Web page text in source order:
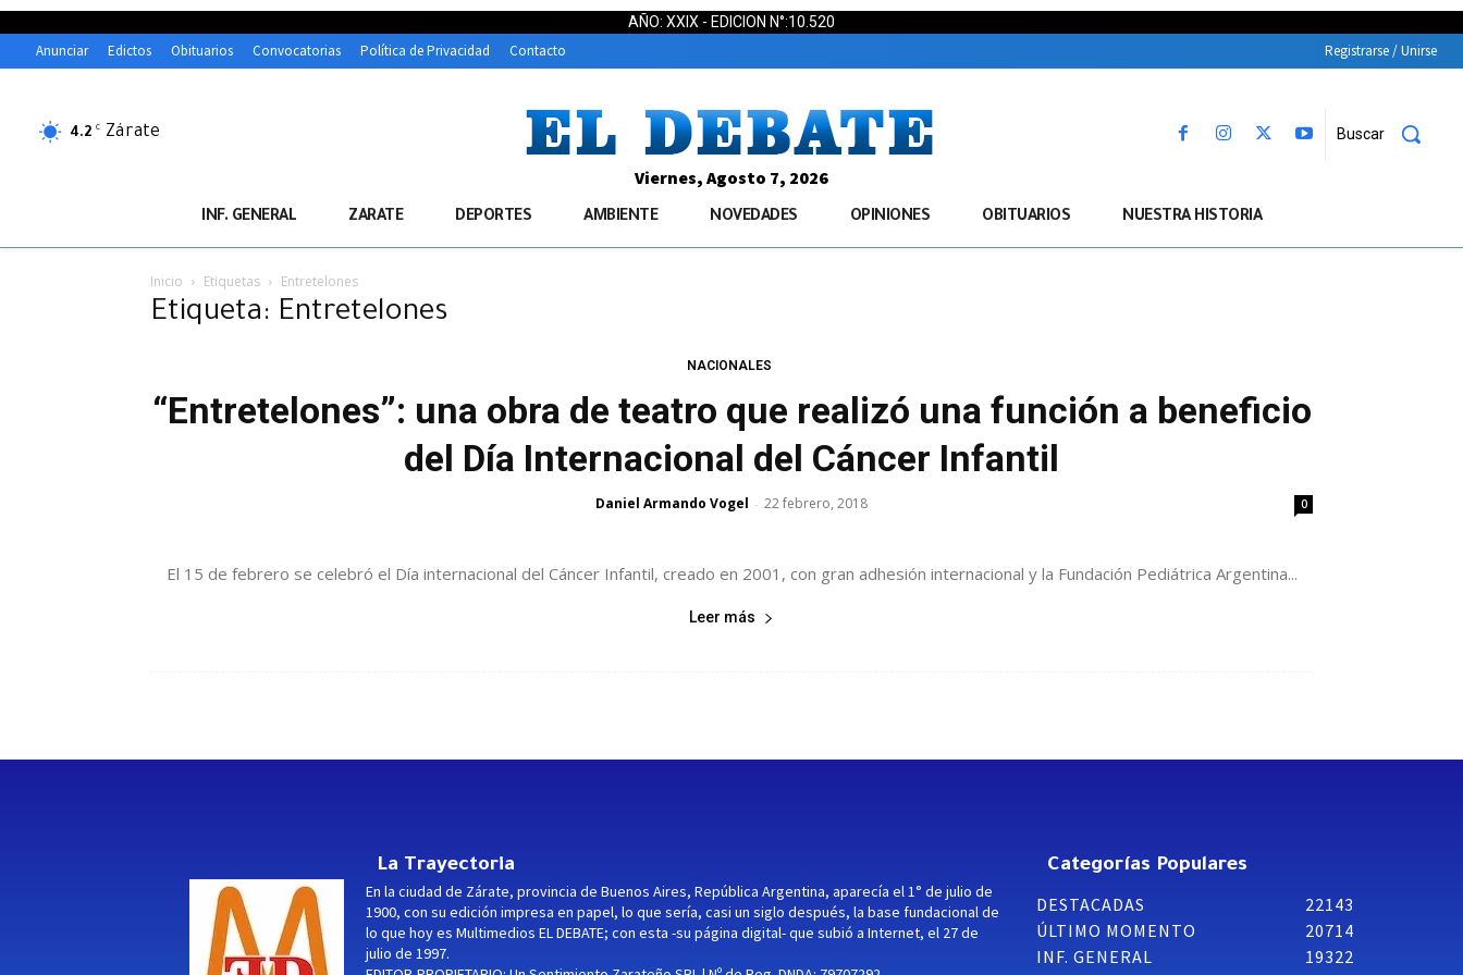
AÑO: XXIX - EDICION N°:10.520
Anunciar Edictos Obituarios Convocatorias Política de Privacidad Contacto Registrarse / Unirse
4.2 C Zárate Buscar
Viernes, Agosto 7, 2026
INF. GENERAL ZARATE DEPORTES AMBIENTE NOVEDADES OPINIONES OBITUARIOS NUESTRA HISTORIA
Inicio Etiquetas Entretelones
Etiqueta: Entretelones
NACIONALES
“Entretelones”: una obra de teatro que realizó una función a beneficio
del Día Internacional del Cáncer Infantil
Daniel Armando Vogel - 22 febrero, 2018 0
El 15 de febrero se celebró el Día internacional del Cáncer Infantil, creado en 2001, con gran adhesión internacional y la Fundación Pediátrica Argentina...
Leer más
La Trayectoria
En la ciudad de Zárate, provincia de Buenos Aires, República Argentina, aparecía el 1° de julio de
1900, con su edición impresa en papel, lo que sería, casi un siglo después, la base fundacional de
lo que hoy es Multimedios EL DEBATE; con esta -su página digital- que subió a Internet, el 27 de
julio de 1997.
Categorías Populares
DESTACADAS
22143
ÚLTIMO MOMENTO
20714
INF. GENERAL
19322